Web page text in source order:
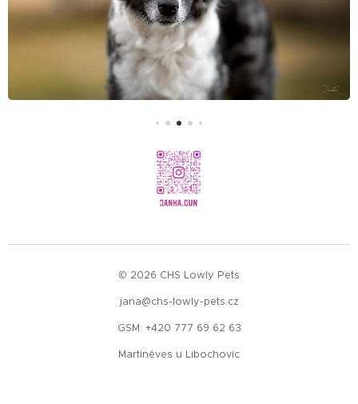
© 2026 CHS Lowly Pets
jana@chs-lowly-pets.cz
GSM: +420 777 69 62 63
Martiněves u Libochovic